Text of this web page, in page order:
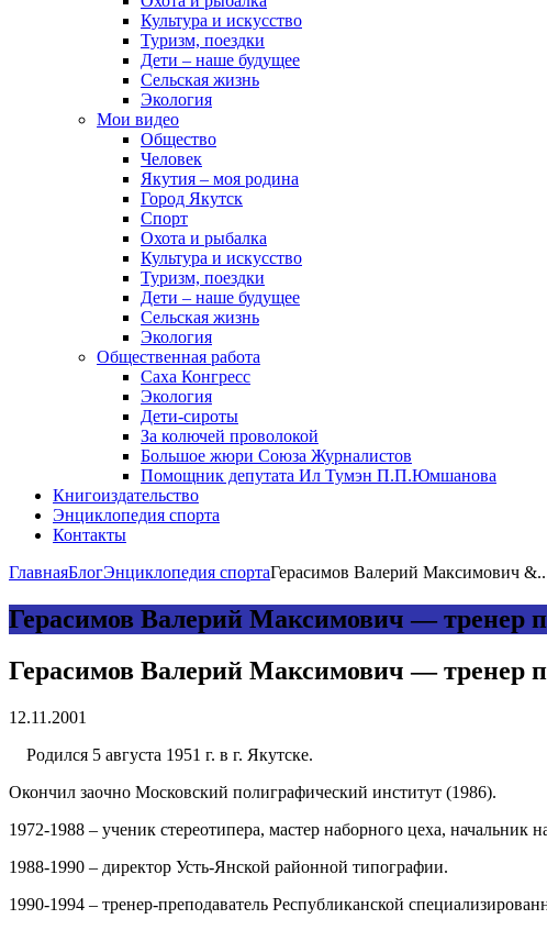
Культура и искусство
Туризм, поездки
Дети – наше будущее
Сельская жизнь
Экология
Мои видео
Общество
Человек
Якутия – моя родина
Город Якутск
Спорт
Охота и рыбалка
Культура и искусство
Туризм, поездки
Дети – наше будущее
Сельская жизнь
Экология
Общественная работа
Саха Конгресс
Экология
Дети-сироты
За колючей проволокой
Большое жюри Союза Журналистов
Помощник депутата Ил Тумэн П.П.Юмшанова
Книгоиздательство
Энциклопедия спорта
Контакты
ГлавнаяБлогЭнциклопедия спортаГерасимов Валерий Максимович
Герасимов Валерий Максимович — тренер
Герасимов Валерий Максимович — тренер
12.11.2001
Родился 5 августа 1951 г. в г. Якутске.
Окончил заочно Московский полиграфический институт (1986).
1972-1988 – ученик стереотипера, мастер наборного цеха,
1988-1990 – директор Усть-Янской районной типографии.
1990-1994 – тренер-преподаватель Республиканской